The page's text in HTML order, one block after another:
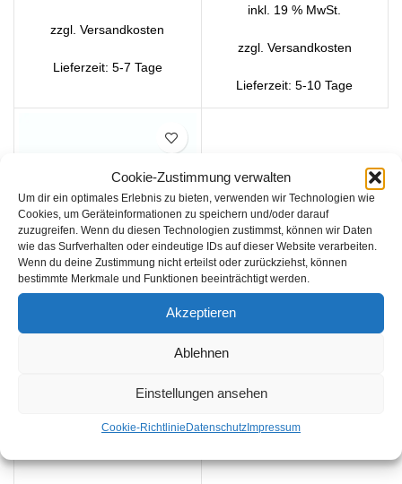
Cookie-Zustimmung verwalten
Um dir ein optimales Erlebnis zu bieten, verwenden wir Technologien wie
Cookies, um Geräteinformationen zu speichern und/oder darauf
zuzugreifen. Wenn du diesen Technologien zustimmst, können wir Daten
wie das Surfverhalten oder eindeutige IDs auf dieser Website verarbeiten.
Wenn du deine Zustimmung nicht erteilst oder zurückziehst, können
bestimmte Merkmale und Funktionen beeinträchtigt werden.
Akzeptieren
Ablehnen
Einstellungen ansehen
Cookie-RichtlinieDatenschutzImpressum
zzgl.Versandkosten
Lieferzeit: 5-7 Tage
inkl. 19 % MwSt.
zzgl. Versandkosten
Lieferzeit:5-10 Tage
Othmerding Säaggregat
4.700,62€
IN DEN WARENKORB